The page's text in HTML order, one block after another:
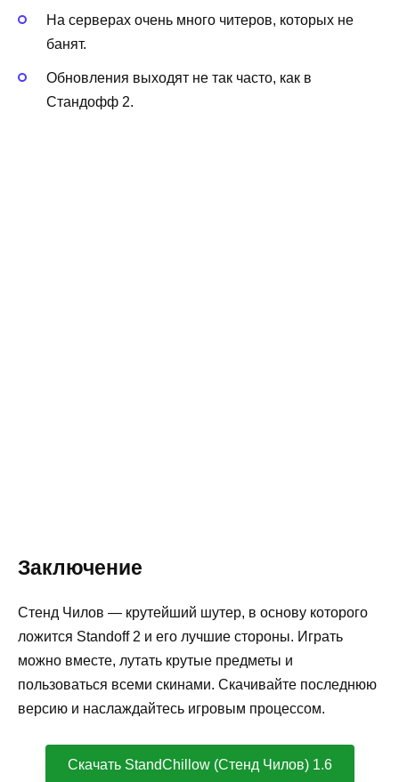
На серверах очень много читеров, которых не
банят.
Обновления выходят не так часто, как в
Стандофф 2.
Заключение
Стенд Чилов — крутейший шутер, в основу которого
ложится Standoff 2 и его лучшие стороны. Играть
можно вместе, лутать крутые предметы и
пользоваться всеми скинами. Скачивайте последнюю
версию и наслаждайтесь игровым процессом.
Скачать StandChillow (Стенд Чилов) 1.6